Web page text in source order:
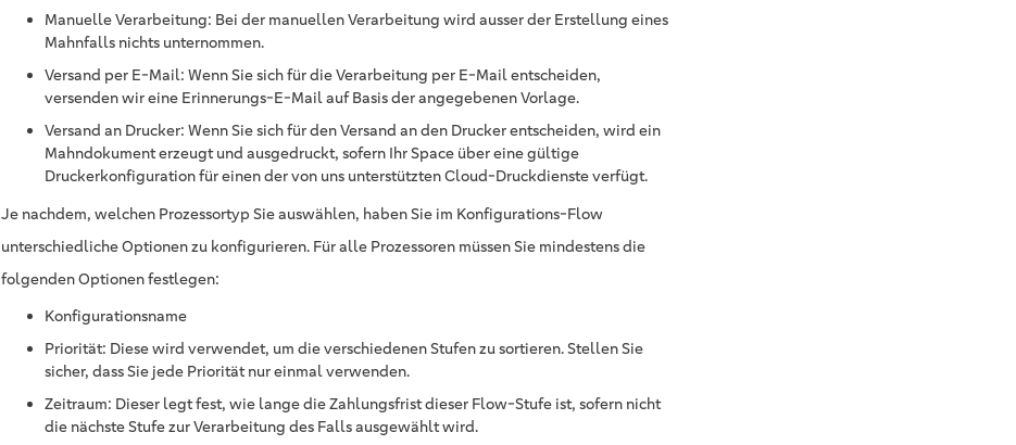
Manuelle Verarbeitung: Bei der manuellen Verarbeitung wird ausser der Erstellung eines
Mahnfalls nichts unternommen.
Versand per E-Mail: Wenn Sie sich für die Verarbeitung per E-Mail entscheiden,
versenden wir eine Erinnerungs-E-Mail auf Basis der angegebenen Vorlage.
Versand an Drucker: Wenn Sie sich für den Versand an den Drucker entscheiden, wird ein
Mahndokument erzeugt und ausgedruckt, sofern Ihr Space über eine gültige
Druckerkonfiguration für einen der von uns unterstützten Cloud-Druckdienste verfügt.
Je nachdem, welchen Prozessortyp Sie auswählen, haben Sie im Konfigurations-Flow
unterschiedliche Optionen zu konfigurieren. Für alle Prozessoren müssen Sie mindestens die
folgenden Optionen festlegen:
Konfigurationsname
Priorität: Diese wird verwendet, um die verschiedenen Stufen zu sortieren. Stellen Sie
sicher, dass Sie jede Priorität nur einmal verwenden.
Zeitraum: Dieser legt fest, wie lange die Zahlungsfrist dieser Flow-Stufe ist, sofern nicht
die nächste Stufe zur Verarbeitung des Falls ausgewählt wird.